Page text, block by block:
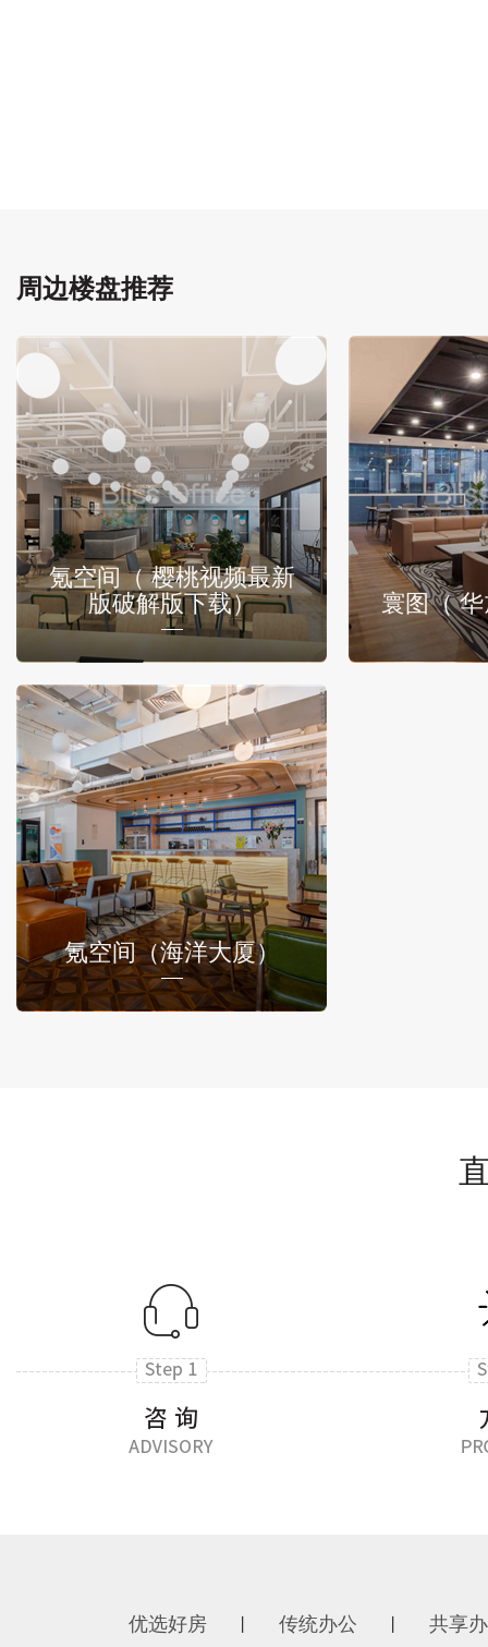
周边楼盘推荐
氪空间（ 樱桃视频最新
版破解版下载）
寰图（
氪空间（海洋大厦）
优选好房 传统办公 共享